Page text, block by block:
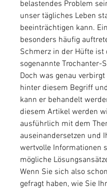
belastendes Problem
unser tägliches Leben
beeinträchtigen kann. Ein
besonders häufig
Schmerz in der Hüfte ist
sogenannte Trochanter-
Doch was genau
hinter diesem Begriff
kann er behandelt
diesem Artikel werden
ausführlich mit dem
auseinandersetzen und
wertvolle Informationen
mögliche
Wenn Sie sich also
gefragt haben, wie Sie